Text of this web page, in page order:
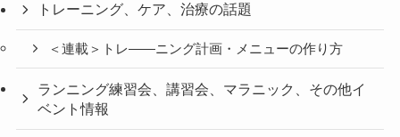
トレーニング、ケア、治療の話題
＜連載＞トレ――ニング計画・メニューの作り方
ランニング練習会、講習会、マラニック、その他イ
ベント情報